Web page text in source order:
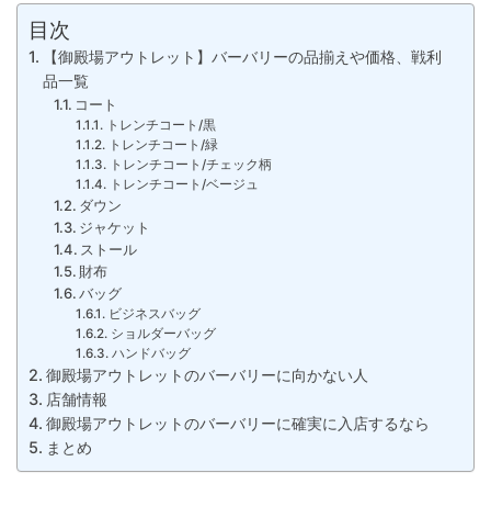
目次
【御殿場アウトレット】バーバリーの品揃えや価格、戦利
品一覧
コート
トレンチコート/黒
トレンチコート/緑
トレンチコート/チェック柄
トレンチコート/ベージュ
ダウン
ジャケット
ストール
財布
バッグ
ビジネスバッグ
ショルダーバッグ
ハンドバッグ
御殿場アウトレットのバーバリーに向かない人
店舗情報
御殿場アウトレットのバーバリーに確実に入店するなら
まとめ